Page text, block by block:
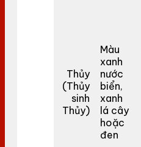
Thủy
(Thủy
sinh
Thủy)
Màu
xanh
nước
biển,
xanh
lá cây
hoặc
đen